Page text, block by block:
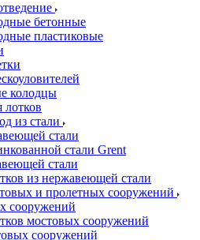
бетонные
пластиковые
колодцы
лотков
из стали
стали
стали Grent
стали
из нержавеющей стали
и пролетных сооружений
сооружений
мостовых сооружений
сооружений